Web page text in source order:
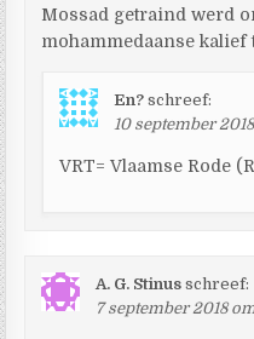
Mossad getraind werd
mohammedaanse kalief
En? schreef:
10 september
VRT= Vlaamse Rode
A. G. Stinus schreef:
7 september 2018 om